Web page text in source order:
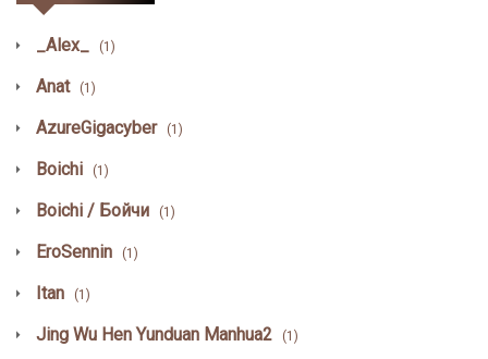
_Alex_ (1)
Anat (1)
AzureGigacyber (1)
Boichi (1)
Boichi / Бойчи (1)
EroSennin (1)
Itan (1)
Jing Wu Hen Yunduan Manhua2 (1)